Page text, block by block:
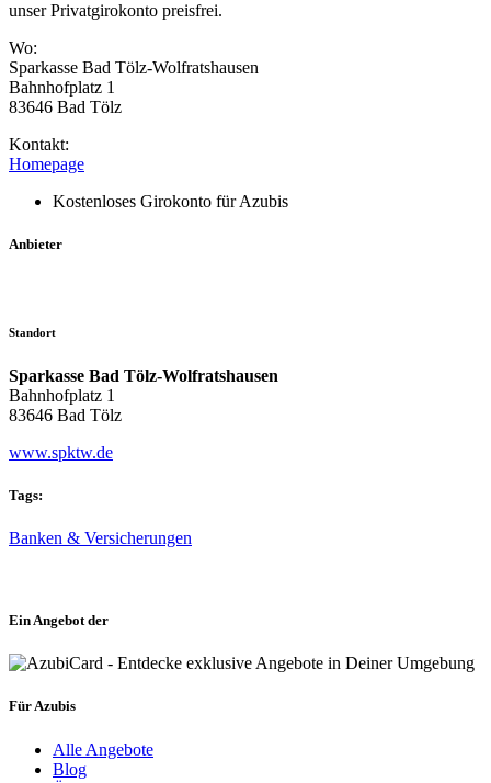
unser Privatgirokonto preisfrei.
Wo:
Sparkasse Bad Tölz-Wolfratshausen
Bahnhofplatz 1
83646 Bad Tölz
Kontakt:
Homepage
Kostenloses Girokonto für Azubis
Anbieter
Standort
Sparkasse Bad Tölz-Wolfratshausen
Bahnhofplatz 1
83646 Bad Tölz
www.spktw.de
Tags:
Banken & Versicherungen
Ein Angebot der
Für Azubis
Alle Angebote
Blog